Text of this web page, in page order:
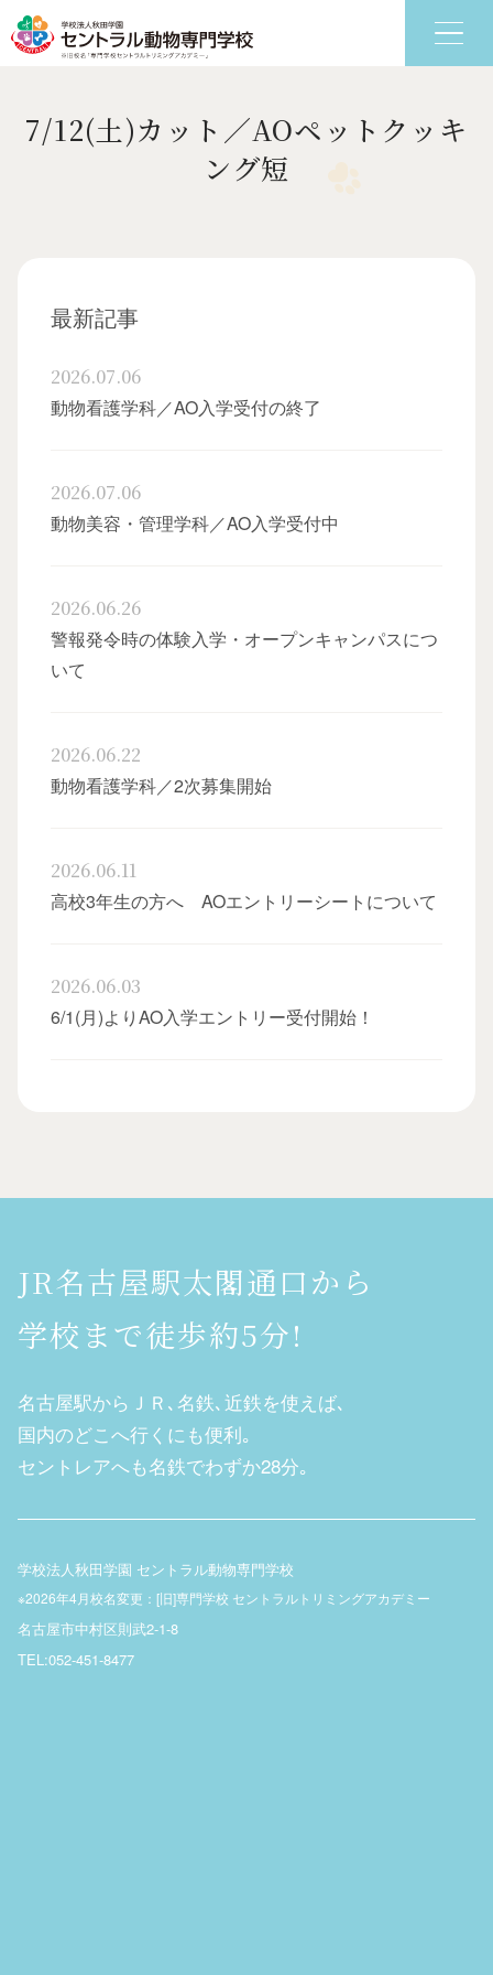
6つの特色 学
7/12(土)カット／AOペットクッキ
ング短
最新記事
2026.07.06
動物看護学科／AO入学受付の終了
2026.07.06
動物美容・管理学科／AO入学受付中
2026.06.26
警報発令時の体験入学・オープンキャンパスにつ
いて
2026.06.22
動物看護学科／2次募集開始
2026.06.11
高校3年生の方へ AOエントリーシートについて
2026.06.03
6/1(月)よりAO入学エントリー受付開始！
JR名古屋駅太閣通口から
学校まで徒歩約5分!
名古屋駅からＪＲ､名鉄､近鉄を使えば､
国内のどこへ行くにも便利｡
セントレアへも名鉄でわずか28分｡
学校法人秋田学園 セントラル動物専門学校
※2026年4月校名変更：[旧]専門学校 セントラルトリミングアカデミー
名古屋市中村区則武2-1-8
TEL:052-451-8477